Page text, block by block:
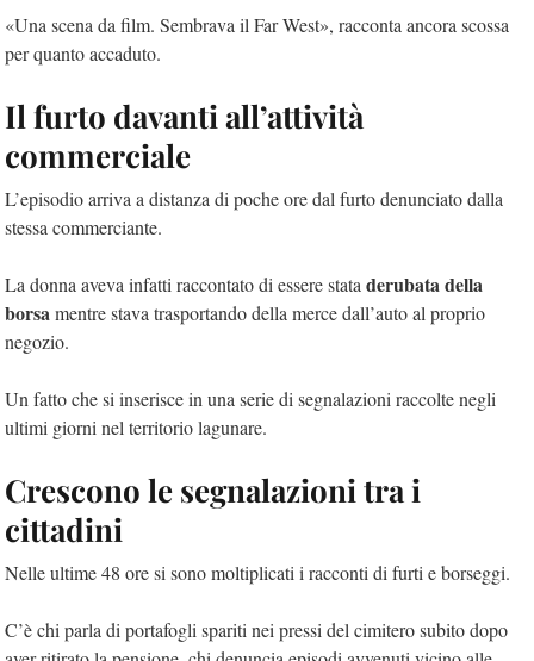
«Una scena da film. Sembrava il Far West», racconta ancora scossa
per quanto accaduto.
Il furto davanti all’attività
commerciale
L’episodio arriva a distanza di poche ore dal furto denunciato dalla
stessa commerciante.
La donna aveva infatti raccontato di essere stata derubata della
borsamentre stava trasportando della merce dall’auto al proprio
negozio.
Un fatto che si inserisce in una serie di segnalazioni raccolte negli
ultimi giorni nel territorio lagunare.
Crescono le segnalazioni tra i
cittadini
Nelle ultime 48 ore si sono moltiplicati i racconti di furti e borseggi.
C’è chi parla di portafogli spariti nei pressi del cimitero subito dopo